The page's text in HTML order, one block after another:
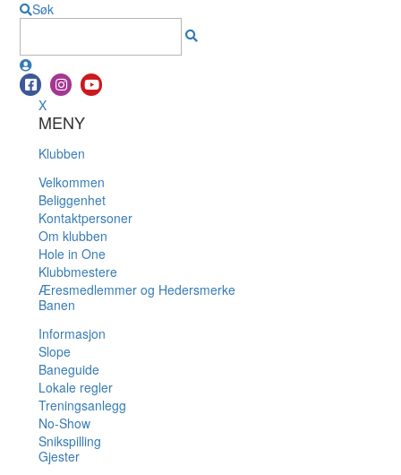
Søk
X
MENY
Klubben
Velkommen
Beliggenhet
Kontaktpersoner
Om klubben
Hole in One
Klubbmestere
Æresmedlemmer og Hedersmerke
Banen
Informasjon
Slope
Baneguide
Lokale regler
Treningsanlegg
No-Show
Snikspilling
Gjester